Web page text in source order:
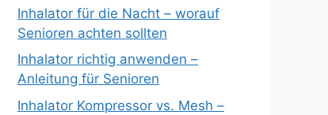
Inhalator für die Nacht – worauf
Senioren achten sollten
Inhalator richtig anwenden –
Anleitung für Senioren
Inhalator Kompressor vs. Mesh –